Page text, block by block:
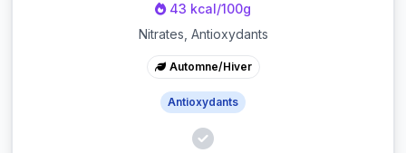
43 kcal/100g
Nitrates, Antioxydants
Automne/Hiver
Antioxydants